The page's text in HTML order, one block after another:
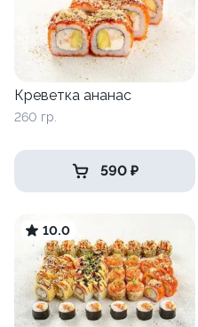
Креветка ананас
260 гр.
590 ₽
10.0